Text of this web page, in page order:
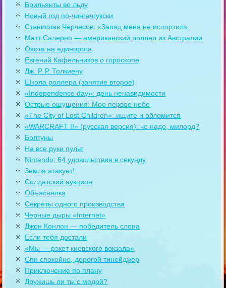
Брильянты во льду
Новый год по-чингачгукски
Станислав Черчесов: «Запад меня не испортил»
Матт Салерно — американский роллер из Австралии
Охота на единорога
Евгений Кафельников о гороскопе
Дж. Р. Р. Толкиену
Школа роллера (занятие второе)
«Independence day»: день ненавидимости
Острые ощущения: Мое первое небо
«The City of Lost Children»: ищите и обломится
«WARCRAFT II» (русская версия): чо надо, милорд?
Болтуны
На все руки пульт
Nintendo: 64 удовольствия в секунду
Земля атакует!
Солдатский аукцион
Объяснялка
Секреты одного производства
Черные дыры «Internet»
Джон Конлон — победитель слона
Если тебя достали
«Мы — рэкет киевского вокзала»
Спи спокойно, дорогой тинейджер
Приключение по плану
Дружишь ли ты с модой?